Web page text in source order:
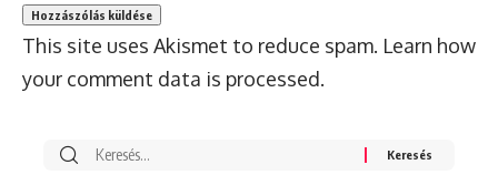
This site uses Akismet to reduce spam. Learn how
your comment data is processed.
Search